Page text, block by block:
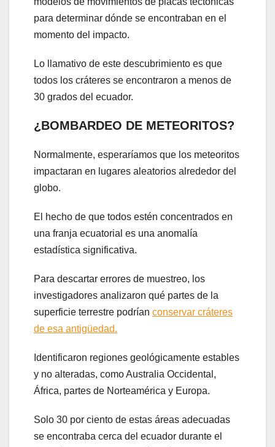
para determinar dónde se encontraban en el
momento del impacto.
Lo llamativo de este descubrimiento es que
todos los cráteres se encontraron a menos de
30 grados del ecuador.
¿BOMBARDEO DE METEORITOS?
Normalmente, esperaríamos que los meteoritos
impactaran en lugares aleatorios alrededor del
globo.
El hecho de que todos estén concentrados en
una franja ecuatorial es una anomalía
estadística significativa.
Para descartar errores de muestreo, los
investigadores analizaron qué partes de la
superficie terrestre podrían conservar cráteres
de esa antigüedad.
Identificaron regiones geológicamente estables
y no alteradas, como Australia Occidental,
África, partes de Norteamérica y Europa.
Solo 30 por ciento de estas áreas adecuadas
se encontraba cerca del ecuador durante el